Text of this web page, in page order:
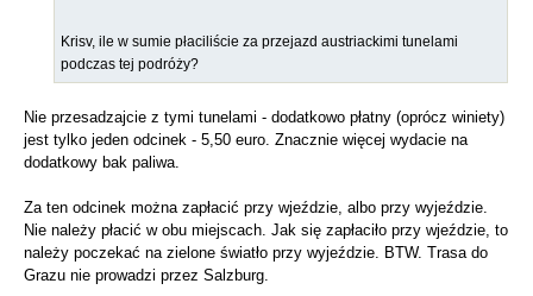
Krisv, ile w sumie płaciliście za przejazd austriackimi tunelami
podczas tej podróży?
Nie przesadzajcie z tymi tunelami - dodatkowo płatny (oprócz winiety)
jest tylko jeden odcinek - 5,50 euro. Znacznie więcej wydacie na
dodatkowy bak paliwa.
Za ten odcinek można zapłacić przy wjeździe, albo przy wyjeździe.
Nie należy płacić w obu miejscach. Jak się zapłaciło przy wjeździe, to
należy poczekać na zielone światło przy wyjeździe. BTW. Trasa do
Grazu nie prowadzi przez Salzburg.